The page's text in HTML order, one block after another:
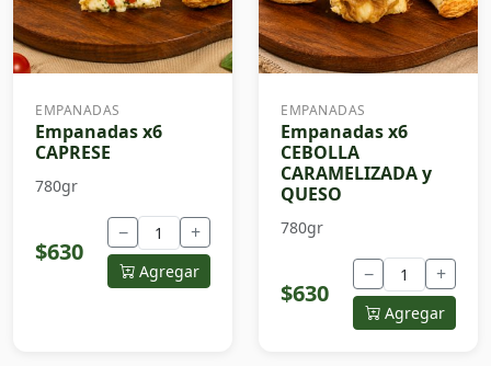
EMPANADAS
Empanadas x6
CAPRESE
780gr
$630
− +
Agregar
EMPANADAS
Empanadas x6
CEBOLLA
CARAMELIZADA y
QUESO
780gr
$630
− +
Agregar